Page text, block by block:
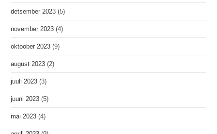
detsember 2023 (5)
november 2023 (4)
oktoober 2023 (9)
august 2023 (2)
juuli 2023 (3)
juuni 2023 (5)
mai 2023 (4)